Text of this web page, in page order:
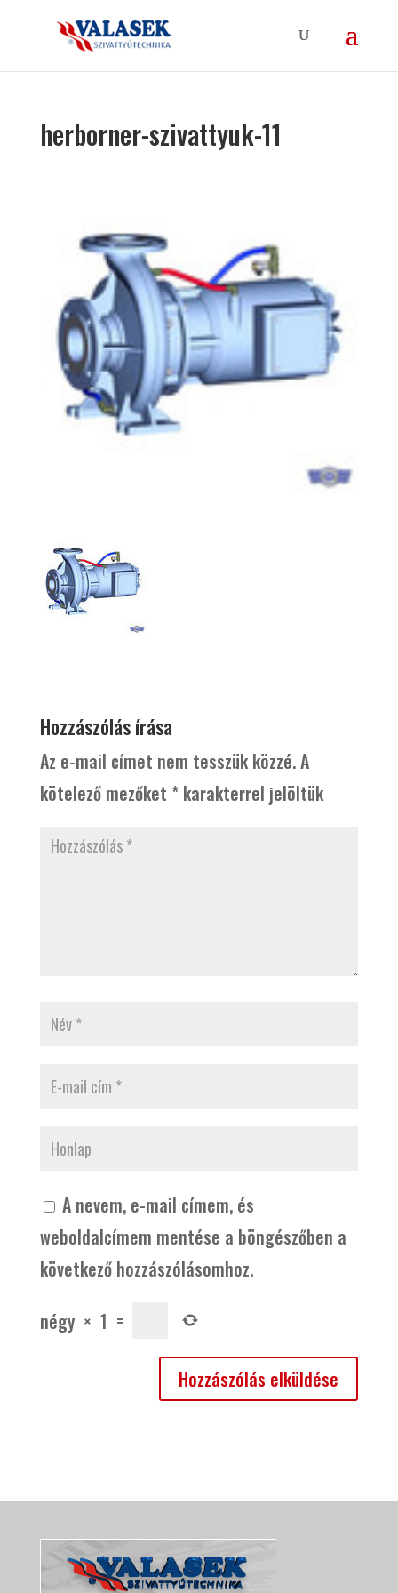
herborner-szivattyuk-11
Hozzászólás írása
Az e-mail címet nem tesszük közzé.A
kötelező mezőket *karakterrel jelöltük
A nevem, e-mail címem, és
weboldalcímem mentése a böngészőben a
következő hozzászólásomhoz.
négy × 1 =